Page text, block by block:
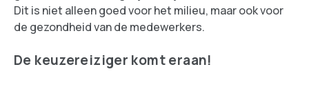
Dit is niet alleen goed voor het milieu, maar ook voor
de gezondheid van de medewerkers.
De keuzereiziger komt eraan!